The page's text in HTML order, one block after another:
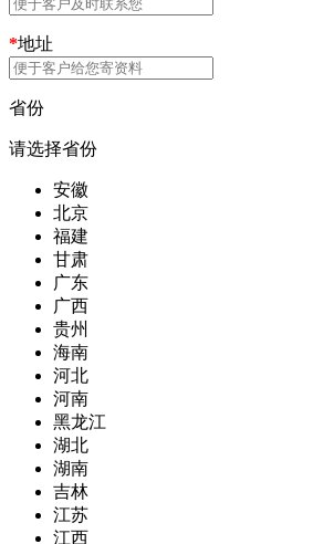
*地址
省份
请选择省份
安徽
北京
福建
甘肃
广东
广西
贵州
海南
河北
河南
黑龙江
湖北
湖南
吉林
江苏
江西